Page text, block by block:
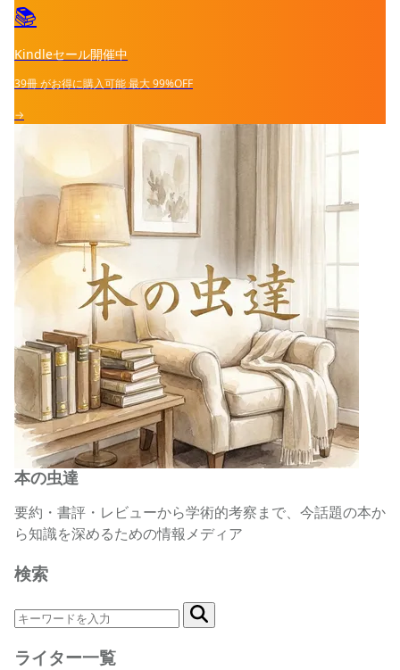
📚
Kindleセール開催中
39冊がお得に購入可能最大99%OFF
→
本の虫達
要約・書評・レビューから学術的考察まで、今話題の本か
ら知識を深めるための情報メディア
検索
ライター一覧